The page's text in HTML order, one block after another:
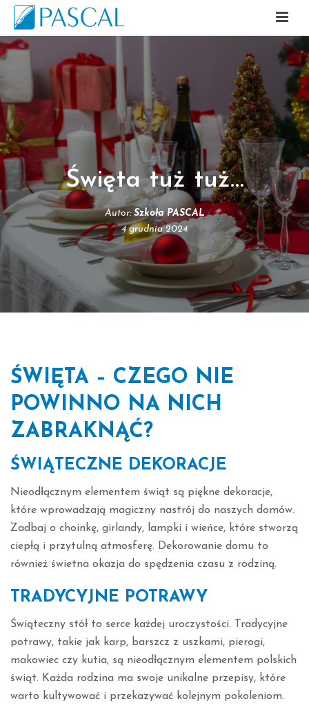
Święta tuż tuż…
Autor: Szkoła PASCAL
4 grudnia 2024
ŚWIĘTA – CZEGO NIE
POWINNO NA NICH
ZABRAKNĄĆ?
ŚWIĄTECZNE DEKORACJE
Nieodłącznym elementem świąt są piękne dekoracje,
które wprowadzają magiczny nastrój do naszych domów.
Zadbaj o choinkę, girlandy, lampki i wieńce, które stworzą
ciepłą i przytulną atmosferę. Dekorowanie domu to
również świetna okazja do spędzenia czasu z rodziną.
TRADYCYJNE POTRAWY
Świąteczny stół to serce każdej uroczystości. Tradycyjne
potrawy, takie jak karp, barszcz z uszkami, pierogi,
makowiec czy kutia, są nieodłącznym elementem polskich
świąt. Każda rodzina ma swoje unikalne przepisy, które
warto kultywować i przekazywać kolejnym pokoleniom.